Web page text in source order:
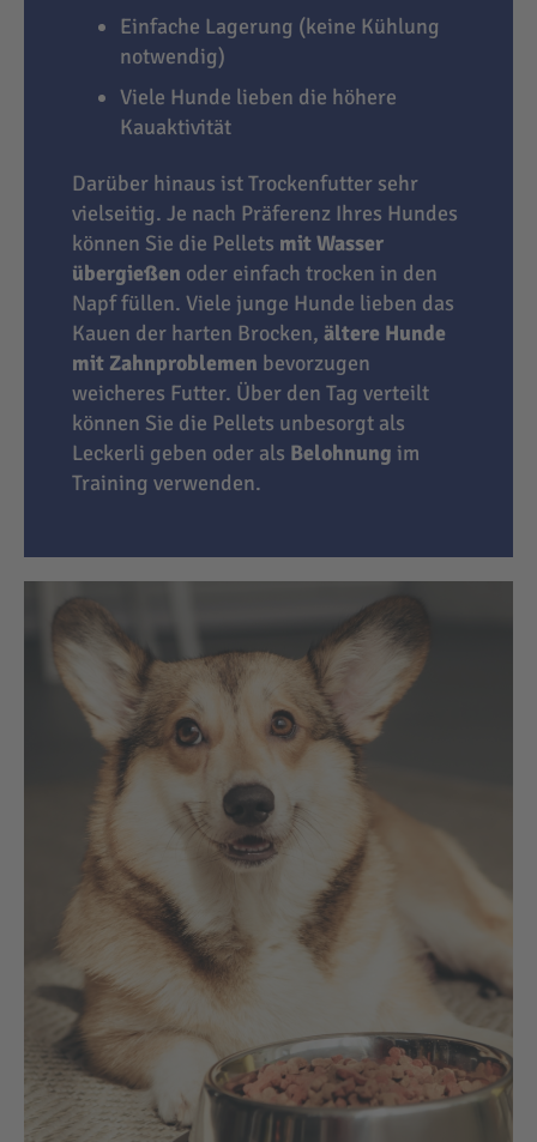
Einfache Lagerung (keine Kühlung
notwendig)
Viele Hunde lieben die höhere
Kauaktivität
Darüber hinaus ist Trockenfutter sehr
vielseitig. Je nach Präferenz Ihres Hundes
können Sie die Pellets mit Wasser
übergießen oder einfach trocken in den
Napf füllen. Viele junge Hunde lieben das
Kauen der harten Brocken, ältere Hunde
mit Zahnproblemen bevorzugen
weicheres Futter. Über den Tag verteilt
können Sie die Pellets unbesorgt als
Leckerli geben oder als Belohnung im
Training verwenden.